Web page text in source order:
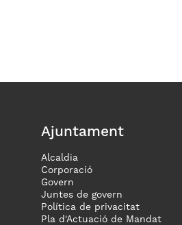
Ajuntament
Alcaldia
Corporació
Govern
Juntes de govern
Política de privacitat
Pla d'Actuació de Mandat